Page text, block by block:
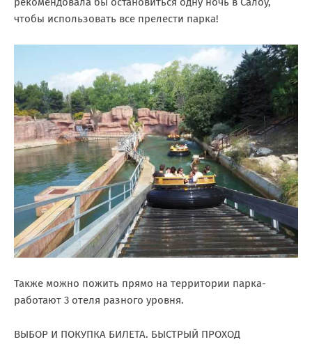
чтобы использовать все прелести парка!
Также можно пожить прямо на территории парка-
работают 3 отеля разного уровня.
ВЫБОР И ПОКУПКА БИЛЕТА. БЫСТРЫЙ ПРОХОД